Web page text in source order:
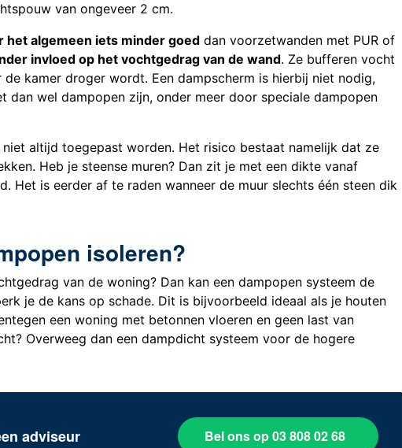
van ongeveer 2 cm.
het algemeen iets minder goed dan voorzetwanden met PUR of
invloed op het vochtgedrag van de wand. Ze bufferen vocht
kamer droger wordt. Een dampscherm is hierbij niet nodig,
dan wel dampopen zijn, onder meer door speciale dampopen
niet altijd toegepast worden. Het risico bestaat namelijk dat ze
Heb je steense muren? Dan zit je met een dikte vanaf
Het is eerder af te raden wanneer de muur slechts één steen dik
isoleren?
van de woning? Dan kan een dampopen systeem de
je de kans op schade. Dit is bijvoorbeeld ideaal als je houten
een woning met betonnen vloeren en geen last van
Overweeg dan een dampdicht systeem voor de hogere
adviseur Bel ons op 03 808 02 68